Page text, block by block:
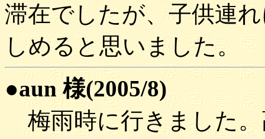
滞在でしたが、子供連
しめると思いました。
●aun 様(2005/8)
梅雨時に行きました